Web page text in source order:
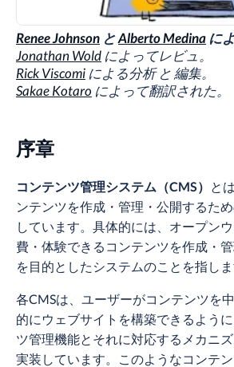
Renee Johnson とAlberto Medina に
Jonathan Wold によってレビュ。
Rick Viscomi による分析 と 編集。
Sakae Kotaro によって翻訳された。
序章
コンテンツ管理システム（CMS） と
ンテンツを作成・管理・公開するた
しています。具体的には、オープン
費・体験できるコンテンツを作成・
を目的としたシステムのことを指しま
各CMSは、ユーザーがコンテンツを
的にウェブサイトを構築できるよう
ツ管理機能とそれに対応するメカニ
実装しています。このようなコンテン